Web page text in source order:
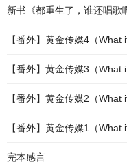
新书《都重生了，谁还唱歌
【番外】黄金传媒4（
【番外】黄金传媒3（
【番外】黄金传媒2（
【番外】黄金传媒1（
完本感言